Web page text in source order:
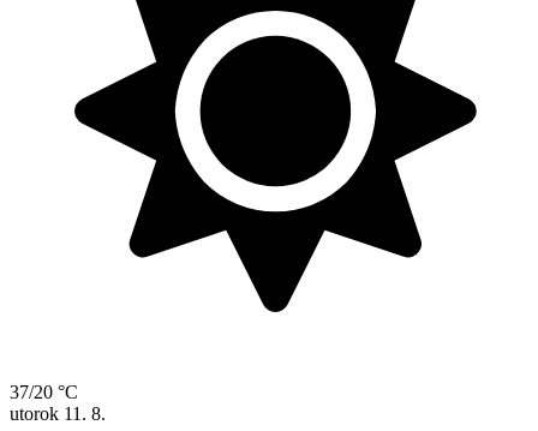
37/20 °C
utorok 11. 8.